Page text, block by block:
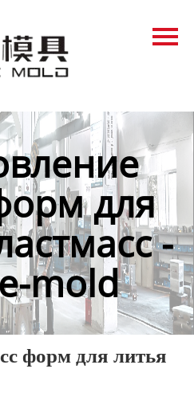
для
-
mold
форм для литья